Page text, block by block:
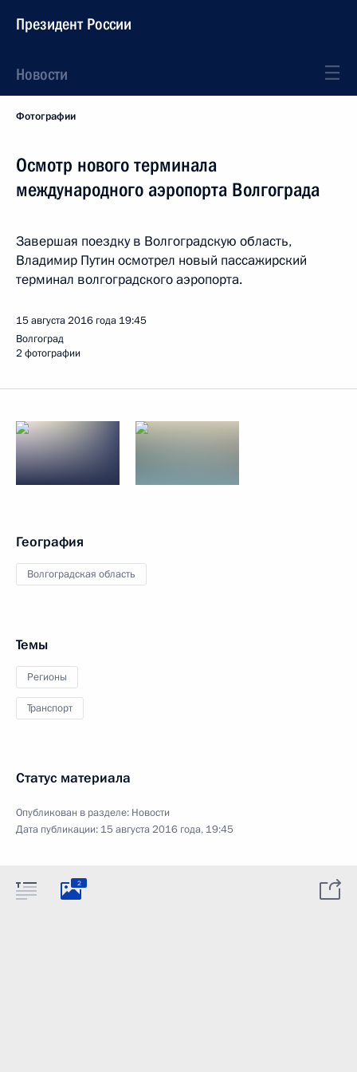
Президент России
Новости
Фотографии
Осмотр нового терминала
международного аэропорта Волгограда
Завершая поездку в Волгоградскую область,
Владимир Путин осмотрел новый пассажирский
терминал волгоградского аэропорта.
15 августа 2016 года 19:45
Волгоград
2 фотографии
География
Волгоградская область
Темы
Регионы
Транспорт
Статус материала
Опубликован в разделе: Новости
Дата публикации: 15 августа 2016 года, 19:45
2